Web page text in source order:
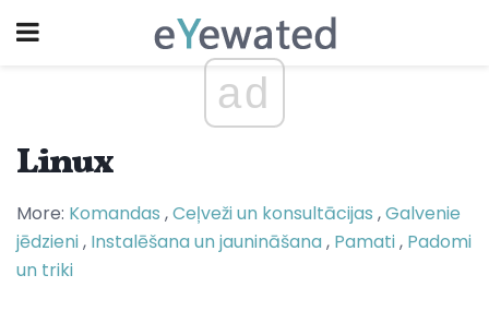
ad
Linux
More: Komandas ,Ceļveži un konsultācijas ,Galvenie
jēdzieni, Instalēšana un jaunināšana, Pamati, Padomi
un triki